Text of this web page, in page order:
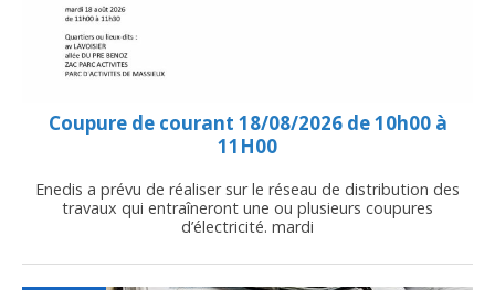
Coupure de courant 18/08/2026 de 10h00 à
11H00
Enedis a prévu de réaliser sur le réseau de distribution des
travaux qui entraîneront une ou plusieurs coupures
d’électricité. mardi